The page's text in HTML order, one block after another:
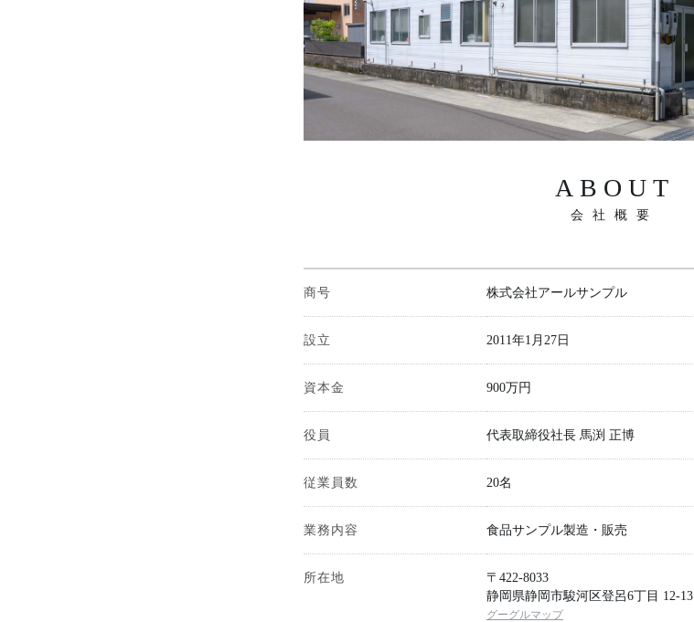
ABOUT
会社概要
商号 株式会社アールサンプル
設立 2011年1月27日
資本金 900万円
役員 代表取締役社長 馬渕 正博
従業員数 20名
業務内容 食品サンプル製造・販売
所在地
〒422-8033
静岡県静岡市駿河区登呂6丁目 12-13
グーグルマップ